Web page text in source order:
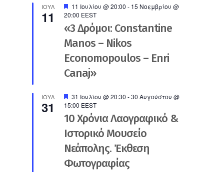
ΙΟΎΛ
11
Προτεινόμενο
11 Ιουλίου @ 20:00 - 15 Νοεμβρίου @
20:00 EEST
«3 Δρόμοι: Constantine
Manos – Nikos
Economopoulos – Enri
Canaj»
ΙΟΎΛ
31
Προτεινόμενο
31 Ιουλίου @ 20:30 -30 Αυγούστου @
15:00 EEST
10 Χρόνια Λαογραφικό &
Ιστορικό Μουσείο
Νεάπολης. Έκθεση
Φωτογραφίας